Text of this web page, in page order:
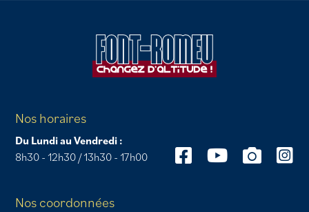
Nos horaires
Du Lundi au Vendredi :
8h30 - 12h30 / 13h30 - 17h00
Nos coordonnées